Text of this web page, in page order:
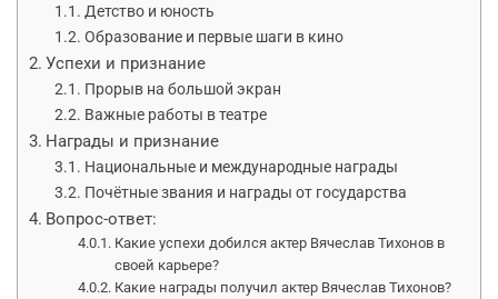
Детство и юность
Образование и первые шаги в кино
Успехи и признание
Прорыв на большой экран
Важные работы в театре
Награды и признание
Национальные и международные награды
Почётные звания и награды от государства
Вопрос-ответ:
Какие успехи добился актер Вячеслав Тихонов в
своей карьере?
Какие награды получил актер Вячеслав Тихонов?